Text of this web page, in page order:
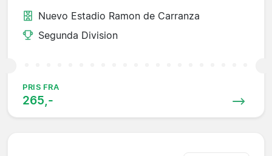
Nuevo Estadio Ramon de Carranza
Segunda Division
PRIS FRA
265,-